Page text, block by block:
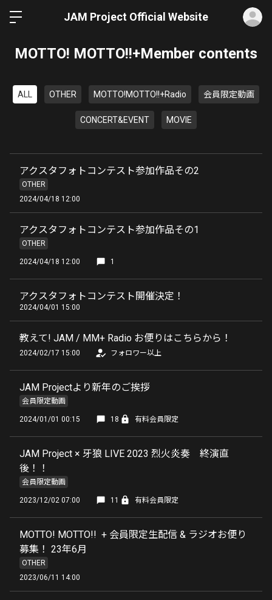
JAM Project Official Website
MOTTO! MOTTO!!+Member contents
ALL OTHER MOTTO!MOTTO!!+Radio 会員限定動画
CONCERT&EVENT MOVIE
アクスタフォトコンテスト参加作品その2
OTHER
2024/04/18 12:00
アクスタフォトコンテスト参加作品その1
OTHER
2024/04/18 12:00 1
アクスタフォトコンテスト開催決定！
2024/04/01 15:00
教えて! JAM / MM+ Radio お便りはこちらから！
2024/02/17 15:00 フォロワー以上
JAM Projectより新年のご挨拶
会員限定動画
2024/01/01 00:15 18 有料会員限定
JAM Project × 牙狼 LIVE 2023 烈火炎奏 終演直
後！！
会員限定動画
2023/12/02 07:00 11 有料会員限定
MOTTO! MOTTO!! + 会員限定生配信 & ラジオお便り
募集！ 23年6月
OTHER
2023/06/11 14:00